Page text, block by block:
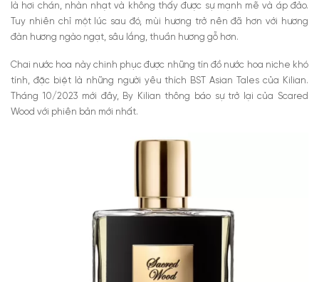
là hơi chán, nhàn nhạt và không thấy được sự mạnh mẽ và áp đảo.
Tuy nhiên chỉ một lúc sau đó, mùi hương trở nên đã hơn với hương
đàn hương ngào ngạt, sâu lắng, thuần hương gỗ hơn.
Chai nước hoa này chinh phục được những tín đồ nước hoa niche khó
tính, đặc biệt là những người yêu thích BST Asian Tales của Kilian.
Tháng 10/2023 mới đây, By Kilian thông báo sự trở lại của Scared
Wood với phiên bản mới nhất.